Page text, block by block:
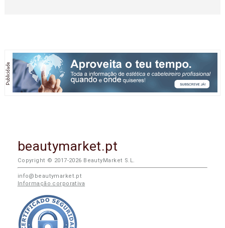
beautymarket.pt
Copyright © 2017-2026 BeautyMarket S.L.
info@beautymarket.pt
Informação corporativa